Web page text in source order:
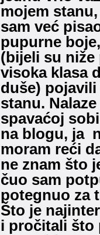
mojem
sam već
pupurne
(bijeli su
visoka klasa
duše)
stanu.
spavaćoj
na blogu, ja
moram reći
ne znam što
čuo sam
potegnuo za
Što je
i pročitali što